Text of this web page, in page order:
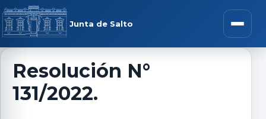
Saltar al contenido
Junta de Salto Abrir
menú
Resolución N°
131/2022.